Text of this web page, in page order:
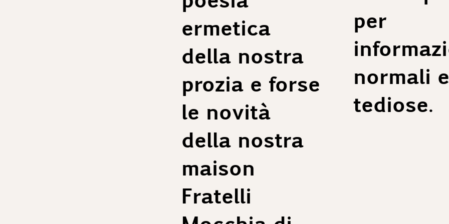
ermetica
della nostra
prozia e forse
le novità
della nostra
maison
Fratelli
per
normali e
tediose.